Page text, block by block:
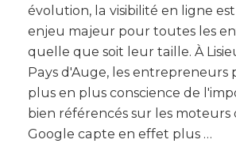
évolution, la visibilité en ligne
enjeu majeur pour toutes les
quelle que soit leur taille. À
Pays d'Auge, les entrepreneurs
plus en plus conscience de
bien référencés sur les moteurs
Google capte en effet plus …